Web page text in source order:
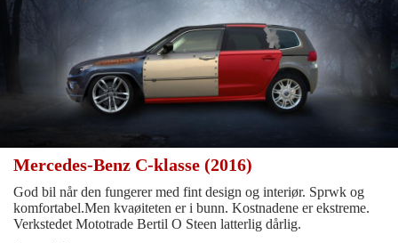
Mercedes-Benz C-klasse (2016)
God bil når den fungerer med fint design og interiør. Sprwk og
komfortabel.Men kvaøiteten er i bunn. Kostnadene er ekstreme.
Verkstedet Mototrade Bertil O Steen latterlig dårlig.